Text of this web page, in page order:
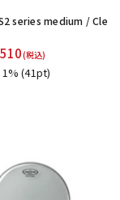
series medium / Cle
(税込)
1%(41pt)